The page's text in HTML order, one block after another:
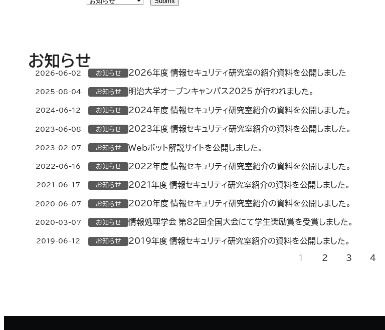
お知らせ
2026-06-02 お知らせ 2026年度 情報セキュリティ研究室の紹介資料を公開しました
2025-08-04 お知らせ 明治大学オープンキャンパス2025 が行われました。
2024-06-12 お知らせ 2024年度 情報セキュリティ研究室紹介の資料を公開しました。
2023-06-08 お知らせ 2023年度 情報セキュリティ研究室紹介の資料を公開しました。
2023-02-07 お知らせ Webボット解説サイトを公開しました。
2022-06-16 お知らせ 2022年度 情報セキュリティ研究室紹介の資料を公開しました。
2021-06-17 お知らせ 2021年度 情報セキュリティ研究室紹介の資料を公開しました。
2020-06-07 お知らせ 2020年度 情報セキュリティ研究室紹介の資料を公開しました。
2020-03-07 お知らせ 情報処理学会 第82回全国大会にて学生奨励賞を受賞しました。
2019-06-12 お知らせ 2019年度 情報セキュリティ研究室紹介の資料を公開しました。
1 2 3 4